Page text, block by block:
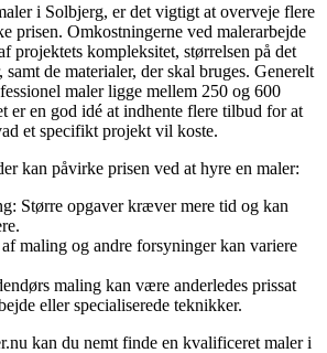
i Solbjerg, er det vigtigt at overveje flere
prisen. Omkostningerne ved malerarbejde
projektets kompleksitet, størrelsen på det
samt de materialer, der skal bruges. Generelt
maler ligge mellem 250 og 600
er en god idé at indhente flere tilbud for at
et specifikt projekt vil koste.
kan påvirke prisen ved at hyre en maler:
Større opgaver kræver mere tid og kan
maling og andre forsyninger kan variere
maling kan være anderledes prissat
eller specialiserede teknikker.
kan du nemt finde en kvalificeret maler i